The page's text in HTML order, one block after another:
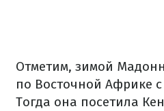
Отметим, зимой
по Восточной Африке
Тогда она посетила